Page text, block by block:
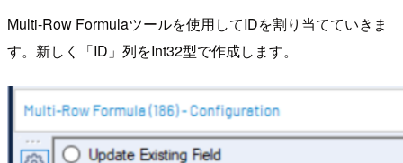
Multi-Row Formulaツールを使用してIDを割り当てていきま
す。新しく「ID」列をInt32型で作成します。